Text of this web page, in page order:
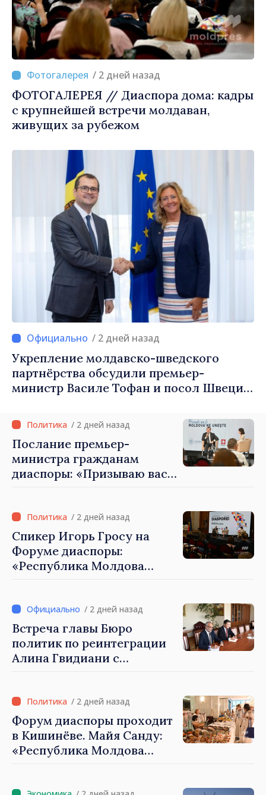
/ 2 дней назад
ФОТОГАЛЕРЕЯ // Диаспора дома: кадры
с крупнейшей встречи молдаван,
живущих за рубежом
/ 2 дней назад
Укрепление молдавско-шведского
партнёрства обсудили премьер-
министр Василе Тофан и посол Швеции
/ 2 дней назад
Послание премьер-
министра гражданам
диаспоры: «Призываю вас
Молдова» / 2 дней назад
Спикер Игорь Гросу на
Форуме диаспоры:
«Республика Молдова
и за рубежом, что
заслуживает стать частью
большой европейской
семьи»
/ 2 дней назад
Встреча главы Бюро
политик по реинтеграции
Алина Гвидиани с
Красного Креста в
Молдове
/ 2 дней назад
Форум диаспоры проходит
в Кишинёве. Майя Санду:
«Республика Молдова